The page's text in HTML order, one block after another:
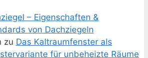
– Eigenschaften &
von Dachziegeln
zu Das Kaltraumfenster als
für unbeheizte Räume